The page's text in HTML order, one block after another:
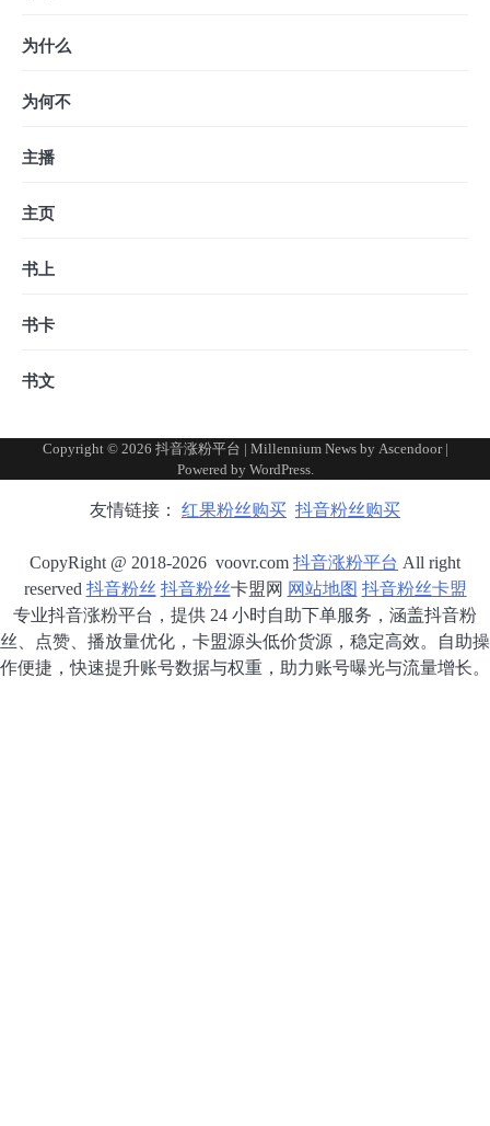
为什么
为何不
主播
主页
书上
书卡
书文
Copyright © 2026 抖音涨粉平台 | Millennium News by Ascendoor|
Powered by WordPress.
友情链接： 红果粉丝购买 抖音粉丝购买
CopyRight @ 2018-2026 voovr.com 抖音涨粉平台 All right
reserved 抖音粉丝 抖音粉丝卡盟网 网站地图 抖音粉丝卡盟
专业抖音涨粉平台，提供 24 小时自助下单服务，涵盖抖音粉
丝、点赞、播放量优化，卡盟源头低价货源，稳定高效。自助操
作便捷，快速提升账号数据与权重，助力账号曝光与流量增长。